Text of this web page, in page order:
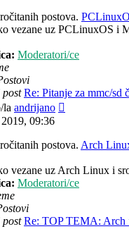
vezane uz PCLinuxOS i
Moderatori/ce
Re: Pitanje za mmc/sd
la andrijano
09:36
Arch
vezane uz Arch Linux i
Moderatori/ce
Re: TOP TEMA: Arch